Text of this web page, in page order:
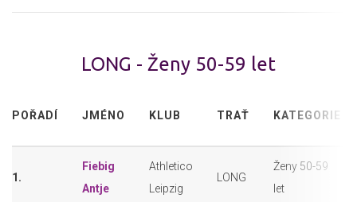
LONG - Ženy 50-59 let
POŘADÍ JMÉNO KLUB TRAŤ KATEGORIE
1.
Fiebig
Antje
Athletico
Leipzig
LONG
Ženy 50-59
let